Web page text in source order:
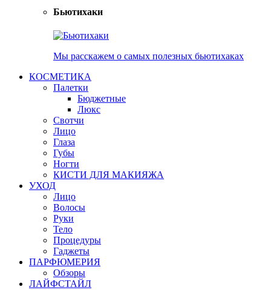
Бьютихаки
Мы расскажем о самых полезных бьютихаках
КОСМЕТИКА
Палетки
Бюджетные
Люкс
Свотчи
Лицо
Глаза
Губы
Ногти
КИСТИ ДЛЯ МАКИЯЖА
УХОД
Лицо
Волосы
Руки
Тело
Процедуры
Гаджеты
ПАРФЮМЕРИЯ
Обзоры
ЛАЙФСТАЙЛ